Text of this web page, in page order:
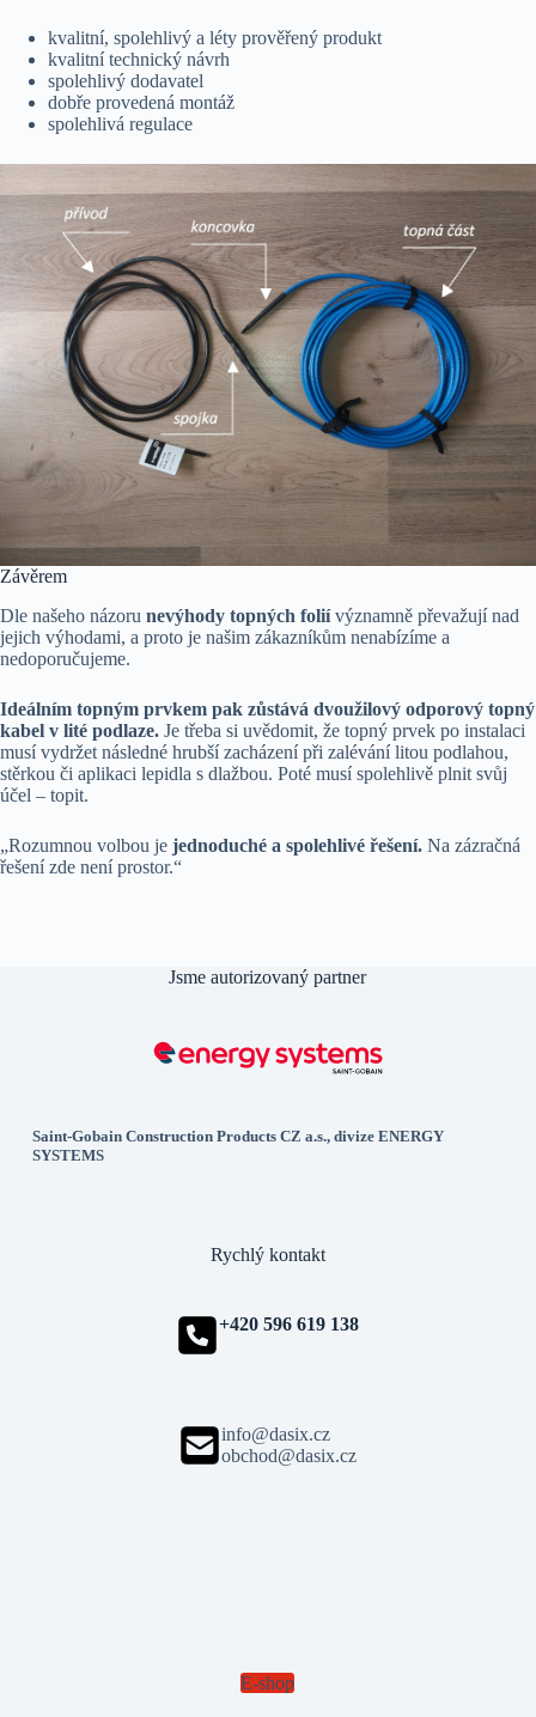
kvalitní, spolehlivý a léty prověřený produkt
kvalitní technický návrh
spolehlivý dodavatel
dobře provedená montáž
spolehlivá regulace
Závěrem
Dle našeho názoru nevýhody topných foliívýznamně převažují nad
jejich výhodami, a proto je našim zákazníkům nenabízíme a
nedoporučujeme.
Ideálním topným prvkem pak zůstává dvoužilový odporový topný
kabel v lité podlaze. Je třeba si uvědomit, že topný prvek po instalaci
musí vydržet následné hrubší zacházení při zalévání litou podlahou,
stěrkou či aplikaci lepidla s dlažbou. Poté musí spolehlivě plnit svůj
účel – topit.
„Rozumnou volbou je jednoduché a spolehlivé řešení. Na zázračná
řešení zde není prostor.“
Jsme autorizovaný partner
Saint-Gobain Construction Products CZ a.s., divize ENERGY
SYSTEMS
Rychlý kontakt
+420 596 619 138
info@dasix.cz
obchod@dasix.cz
E-shop